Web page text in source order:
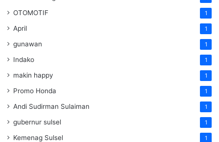
OTOMOTIF 1
April 1
gunawan 1
Indako 1
makin happy 1
Promo Honda 1
Andi Sudirman Sulaiman 1
gubernur sulsel 1
Kemenag Sulsel 1